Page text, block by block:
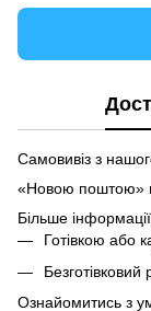
Самовивіз з
«Новою поштою»
Більше
Готівкою або
Безготівковий
Ознайомитись з